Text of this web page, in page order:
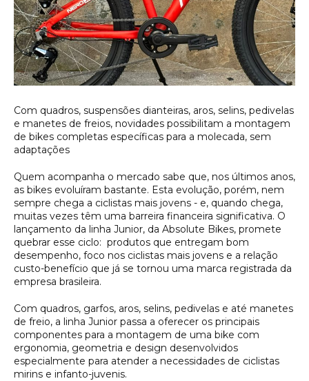
Com quadros, suspensões dianteiras, aros, selins, pedivelas
e manetes de freios, novidades possibilitam a montagem
de bikes completas específicas para a molecada, sem
adaptações
Quem acompanha o mercado sabe que, nos últimos anos,
as bikes evoluíram bastante. Esta evolução, porém, nem
sempre chega a ciclistas mais jovens - e, quando chega,
muitas vezes têm uma barreira financeira significativa. O
lançamento da linha Junior, da Absolute Bikes, promete
quebrar esse ciclo: produtos que entregam bom
desempenho, foco nos ciclistas mais jovens e a relação
custo-benefício que já se tornou uma marca registrada da
empresa brasileira.
Com quadros, garfos, aros, selins, pedivelas e até manetes
de freio, a linha Junior passa a oferecer os principais
componentes para a montagem de uma bike com
ergonomia, geometria e design desenvolvidos
especialmente para atender a necessidades de ciclistas
mirins e infanto-juvenis.